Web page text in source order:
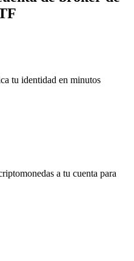
tu identidad en minutos
a tu cuenta para